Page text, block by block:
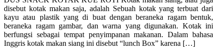
disebut kotak makan saja, adalah Sebuah kotak yang terbuat dari
kayu atau plastik yang di buat dengan beraneka ragam bentuk,
beraneka ragam gambar, dan warna yang digunakan. Kotak ini
berfungsi sebagai tempat penyimpanan makanan. Dalam bahasa
Inggris kotak makan siang ini disebut “lunch Box” karena […]